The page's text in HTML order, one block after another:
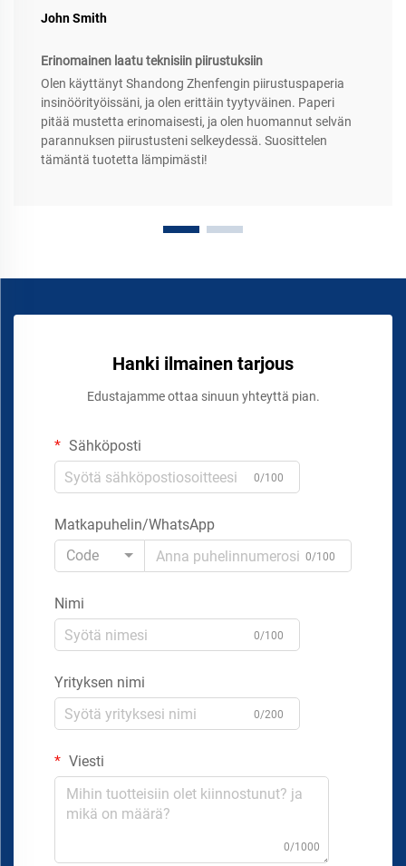
John Smith
Erinomainen laatu teknisiin piirustuksiin
Olen käyttänyt Shandong Zhenfengin piirustuspaperia
insinöörityöissäni, ja olen erittäin tyytyväinen. Paperi
pitää mustetta erinomaisesti, ja olen huomannut selvän
parannuksen piirustusteni selkeydessä. Suosittelen
tämäntä tuotetta lämpimästi!
Hanki ilmainen tarjous
Edustajamme ottaa sinuun yhteyttä pian.
Sähköposti
0/100
Matkapuhelin/WhatsApp
Code
0/100
Nimi
0/100
Yrityksen nimi
0/200
Viesti
0/1000